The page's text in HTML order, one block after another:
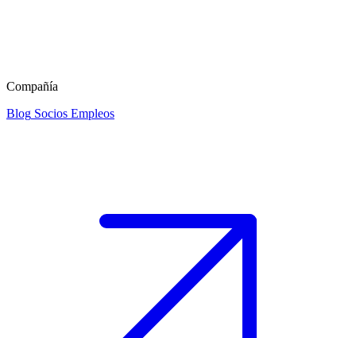
Compañía
Blog Socios Empleos